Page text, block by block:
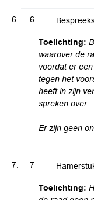
6
Toelichting:
waarover de
voordat er
tegen het
heeft in zijn
spreken over:
Er zijn geen
7
Toelichting: